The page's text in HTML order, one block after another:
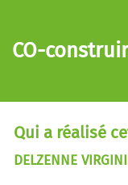
Aller au
CO-
Qui a réalisé
DELZENNE